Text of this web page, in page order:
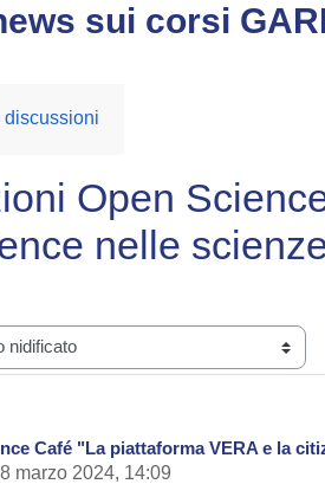
sui corsi
discussioni
Open
nelle
Café "La piattaforma VERA e la
marzo 2024, 14:09